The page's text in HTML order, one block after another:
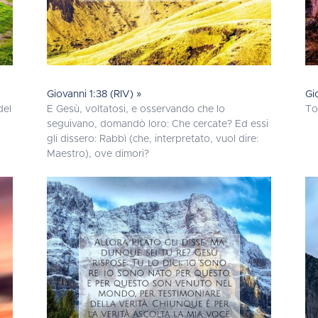
Giovanni 1:38 (RIV) »
E Gesù, voltatosi, e osservando che lo
seguivano, domandò loro: Che cercate? Ed essi
gli dissero: Rabbì (che, interpretato, vuol dire:
Maestro), ove dimori?